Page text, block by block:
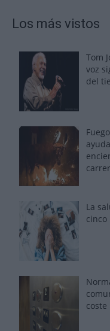
Los más vistos
Tom
voz
del
La
cinco